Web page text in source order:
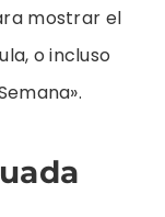
mostrar el
o incluso